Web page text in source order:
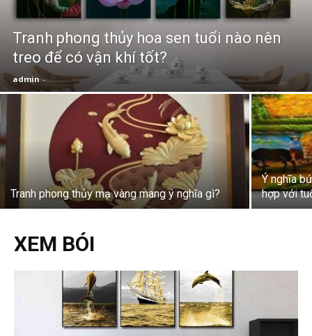
Tranh phong thủy hoa sen tuổi nào nên
treo để có vận khí tốt?
admin -
Tranh phong thủy mạ vàng mang ý nghĩa gì?
Ý nghĩa
hợp với
XEM BÓI